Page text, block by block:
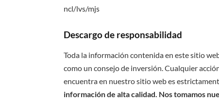
ncl/lvs/mjs
Descargo de responsabilidad
Toda la información contenida en este sitio
como un consejo de inversión. Cualquier
encuentra en nuestro sitio web es
información de alta calidad. Nos tomamos